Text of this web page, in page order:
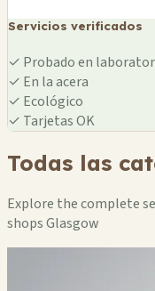
Servicios verificados
✓ Probado en
✓ En la acera
✓ Ecológico
✓ Tarjetas OK
Todas las
Explore the complete
shops Glasgow